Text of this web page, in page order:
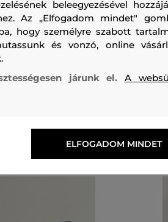
termékek
beleegyezésével
Az „Elfogadom mindet"
hogy személyre szabott
és vonzó, online
járunk el.A
ELFOGADOM MINDET